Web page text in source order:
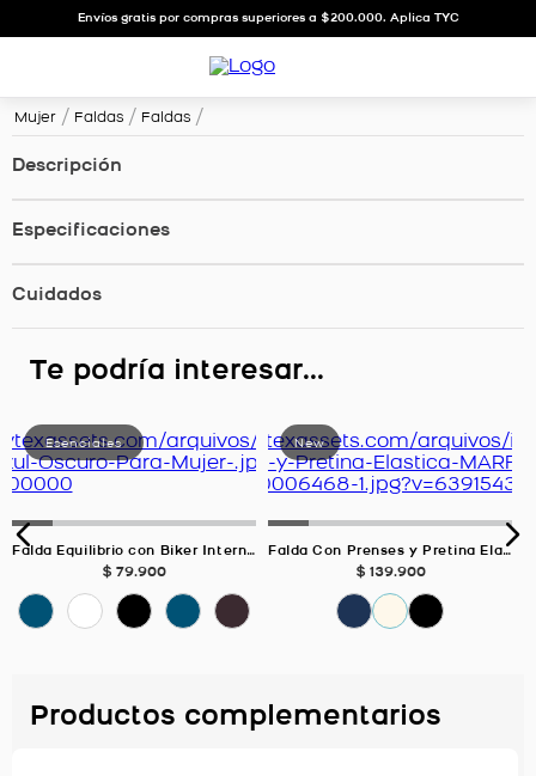
Envíos gratis por compras superiores a $200.000. Aplica TYC
Mujer Faldas Faldas
Descripción
Especificaciones
Cuidados
Te podría interesar...
Falda Equilibrio con Biker Interno, Color Azul Oscuro Para Mujer
$ 79.900
Falda Con Prenses y Pretina Elastica MARFIL Para Mujer
$ 139.900
Productos complementarios